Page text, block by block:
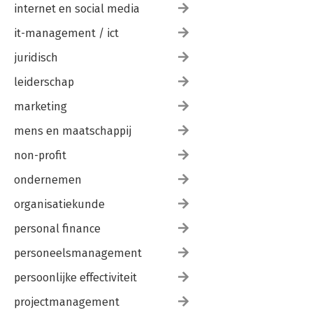
internet en social media
it-management / ict
juridisch
leiderschap
marketing
mens en maatschappij
non-profit
ondernemen
organisatiekunde
personal finance
personeelsmanagement
persoonlijke effectiviteit
projectmanagement